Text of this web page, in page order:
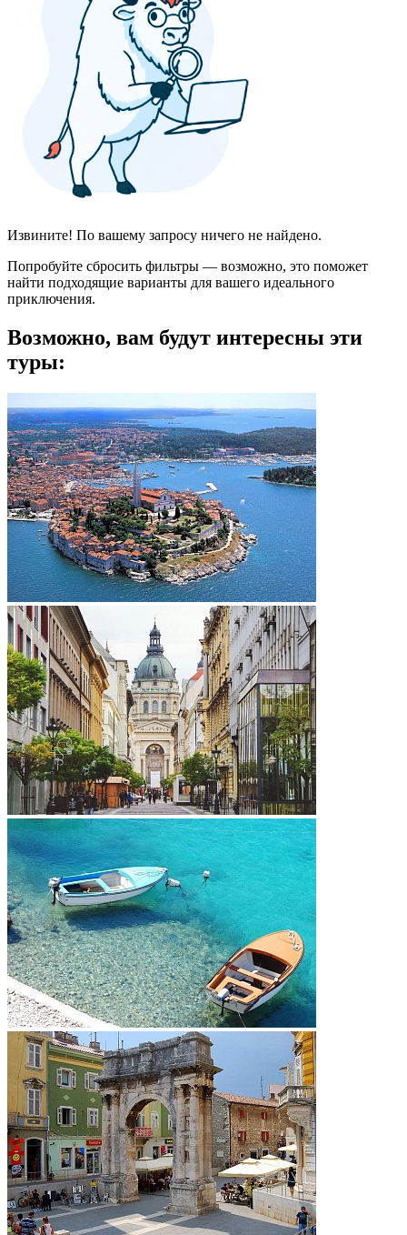
Извините! По вашему запросу ничего не найдено.
Попробуйте сбросить фильтры — возможно, это поможет
найти подходящие варианты для вашего идеального
приключения.
Возможно, вам будут интересны эти
туры: